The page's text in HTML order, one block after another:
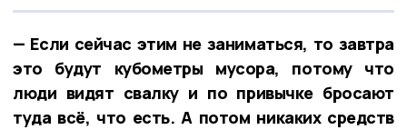
— Если сейчас этим не заниматься, то завтра
это будут кубометры мусора, потому что
люди видят свалку и по привычке бросают
туда всё, что есть. А потом никаких средств